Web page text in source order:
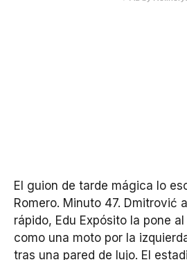
El guion de tarde mágica lo
Romero. Minuto 47. Dmitrović
rápido, Edu Expósito la pone
como una moto por la
tras una pared de lujo. El